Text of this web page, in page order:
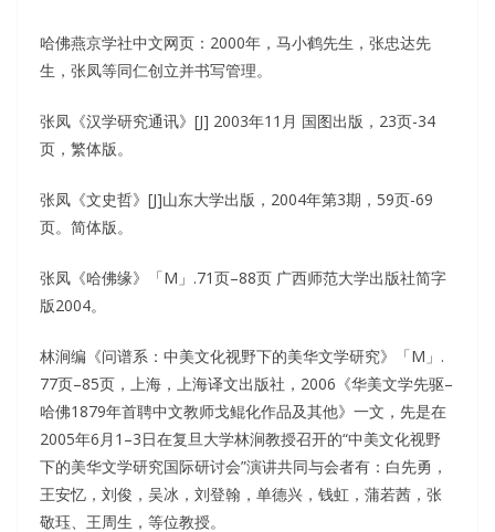
哈佛燕京学社中文网页：2000年，马小鹤先生，张忠达先
生，张凤等同仁创立并书写管理。
张凤《汉学研究通讯》[J] 2003年11月 国图出版，23页-34
页，繁体版。
张凤《文史哲》[J]山东大学出版，2004年第3期，59页-69
页。简体版。
张凤《哈佛缘》「M」.71页–88页 广西师范大学出版社简字
版2004。
林涧编《问谱系：中美文化视野下的美华文学研究》「M」.
77页–85页，上海，上海译文出版社，2006《华美文学先驱–
哈佛1879年首聘中文教师戈鲲化作品及其他》一文，先是在
2005年6月1–3日在复旦大学林涧教授召开的“中美文化视野
下的美华文学研究国际研讨会”演讲共同与会者有：白先勇，
王安忆，刘俊，吴冰，刘登翰，单德兴，钱虹，蒲若茜，张
敬珏、王周生，等位教授。